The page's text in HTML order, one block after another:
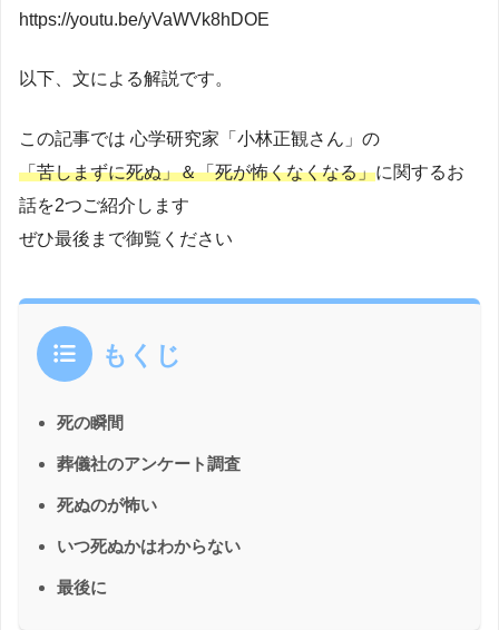
https://youtu.be/yVaWVk8hDOE
以下、文による解説です。
この記事では 心学研究家「小林正観さん」の
「苦しまずに死ぬ」＆「死が怖くなくなる」に関するお
話を2つご紹介します
ぜひ最後まで御覧ください
もくじ
死の瞬間
葬儀社のアンケート調査
死ぬのが怖い
いつ死ぬかはわからない
最後に